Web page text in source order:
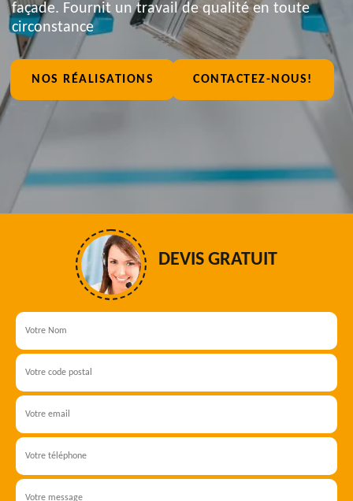
façade. Fournit un travail de qualité en toute
circonstance
NOS RÉALISATIONS CONTACTEZ-NOUS!
DEVIS GRATUIT